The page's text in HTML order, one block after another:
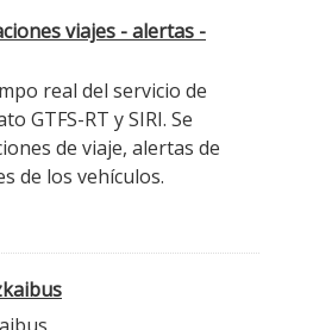
viajes - alertas -
real del servicio de
GTFS-RT y SIRI. Se
de viaje, alertas de
de los vehículos.